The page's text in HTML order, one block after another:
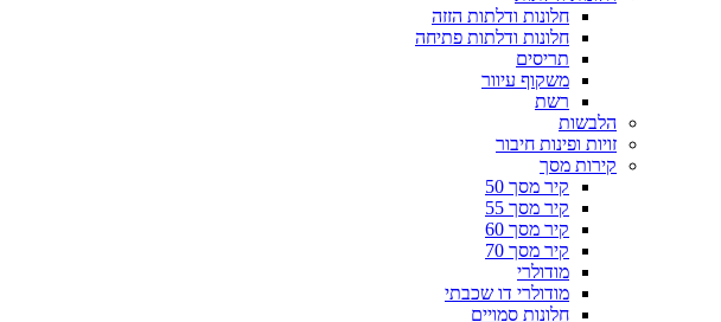
חלונות ודלתות הזזה
חלונות ודלתות פתיחה
תריסים
משקוף עיוור
רשת
הלבשות
זויות ופינות חיבור
קירות מסך
קיר מסך 50
קיר מסך 55
קיר מסך 60
קיר מסך 70
מודולרי
מודולרי דו שכבתי
חלונות סמויים